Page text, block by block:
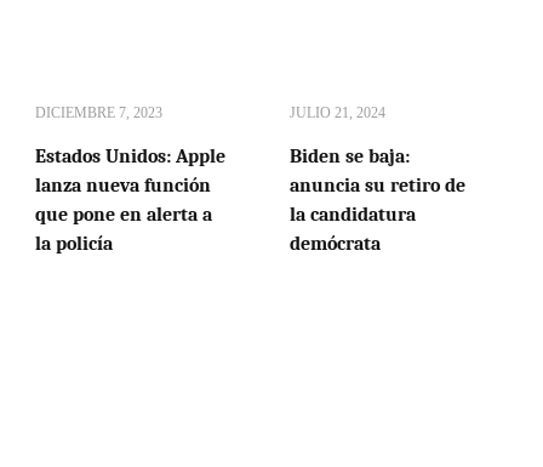
DICIEMBRE 7, 2023
Estados Unidos: Apple
lanza nueva función
que pone en alerta a
la policía
JULIO 21, 2024
Biden se baja:
anuncia su retiro de
la candidatura
demócrata